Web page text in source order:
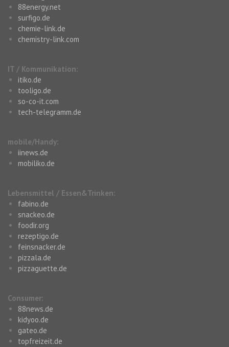
88energy.net
surfigo.de
chemie-link.de
chemistry-link.com
IT / Kommunikation:
itiko.de
tooligo.de
so-co-it.com
tech-telegramm.de
mobile/Handy:
iinews.de
mobiliko.de
Lebensmittel / Essen&Trinken:
fabino.de
snackeo.de
foodir.org
rezeptigo.de
feinsnacker.de
pizzala.de
pizzaguette.de
Consumer:
88news.de
kidyoo.de
gateo.de
topfreizeit.de